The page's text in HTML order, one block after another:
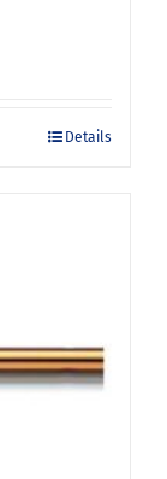
Details